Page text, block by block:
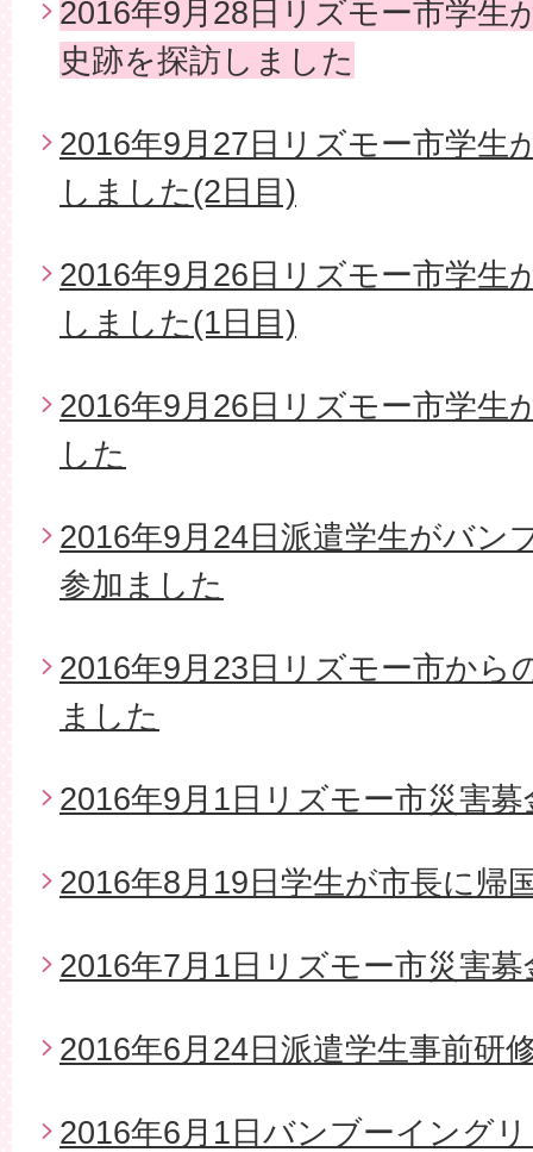
2016年9月28日リズモー市学生
史跡を探訪しました
2016年9月27日リズモー市学生
しました(2日目)
2016年9月26日リズモー市学生
しました(1日目)
2016年9月26日リズモー市学生
した
2016年9月24日派遣学生がバン
参加ました
2016年9月23日リズモー市から
ました
2016年9月1日リズモー市災害
2016年8月19日学生が市長に帰
2016年7月1日リズモー市災害
2016年6月24日派遣学生事前研
2016年6月1日バンブーイング